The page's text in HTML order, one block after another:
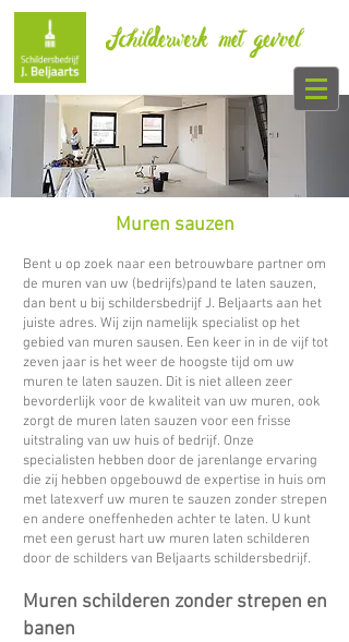
Muren sauzen
Bent u op zoek naar een betrouwbare partner om
de muren van uw (bedrijfs)pand te laten sauzen,
dan bent u bij schildersbedrijf J. Beljaarts aan het
juiste adres. Wij zijn namelijk specialist op het
gebied van muren sausen. Een keer in in de vijf tot
zeven jaar is het weer de hoogste tijd om uw
muren te laten sauzen. Dit is niet alleen zeer
bevorderlijk voor de kwaliteit van uw muren, ook
zorgt de muren laten sauzen voor een frisse
uitstraling van uw huis of bedrijf. Onze
specialisten hebben door de jarenlange ervaring
die zij hebben opgebouwd de expertise in huis om
met latexverf uw muren te sauzen zonder strepen
en andere oneffenheden achter te laten. U kunt
met een gerust hart uw muren laten schilderen
door de schilders van Beljaarts schildersbedrijf.
Muren schilderen zonder strepen en
banen